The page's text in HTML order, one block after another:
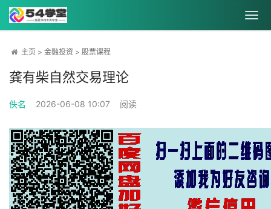
主页 > 金融投资 > 股票课程
龚有柴自然交易理论
佚名 2026-06-08 10:07 阅读